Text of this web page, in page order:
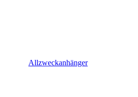
Allzweckanhänger